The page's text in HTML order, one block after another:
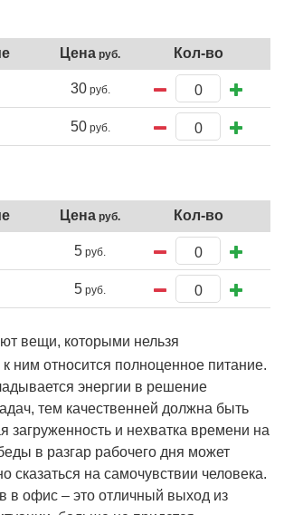
30
50
5
5
вещи, которыми нельзя
к ним относится полноценное питание.
энергии в решение
тем качественней должна быть
загруженность и нехватка времени на
в разгар рабочего дня может
сказаться на самочувствии человека.
в офис – это отличный выход из